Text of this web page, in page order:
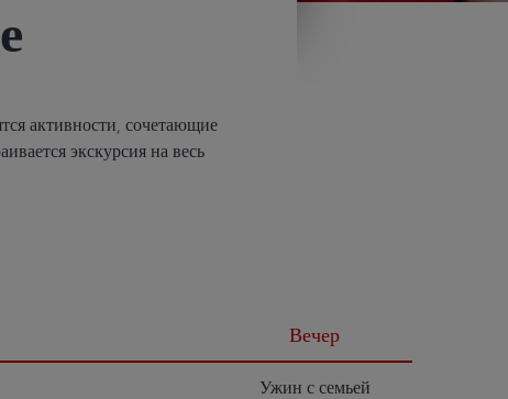
активности, сочетающие
экскурсия на весь
Вечер
Ужин с семьей